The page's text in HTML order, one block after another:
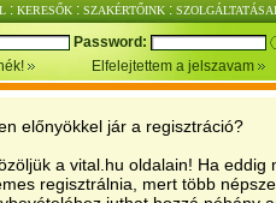
: KERESŐK : SZAKÉRTŐINK :
Password:
Elfelejtettem a jelszavam
előnyökkel jár a regisztráció?
a vital.hu oldalain! Ha eddig
regisztrálnia, mert több